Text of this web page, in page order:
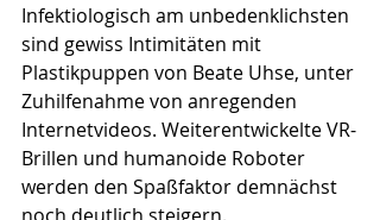
Infektiologisch am unbedenklichsten
sind gewiss Intimitäten mit
Plastikpuppen von Beate Uhse, unter
Zuhilfenahme von anregenden
Internetvideos. Weiterentwickelte VR-
Brillen und humanoide Roboter
werden den Spaßfaktor demnächst